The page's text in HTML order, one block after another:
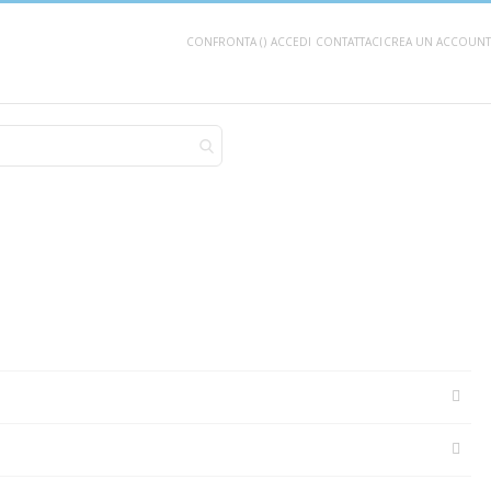
CONFRONTA () ACCEDI CONTATTACI CREA UN ACCOUNT